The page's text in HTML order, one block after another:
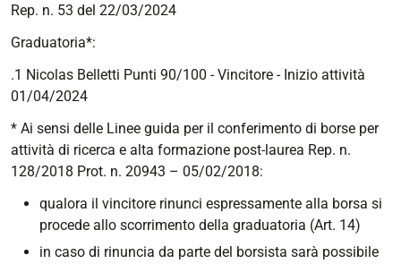
Rep. n. 53 del 22/03/2024
Graduatoria*:
.1 Nicolas Belletti Punti 90/100 - Vincitore - Inizio attività
01/04/2024
* Ai sensi delle Linee guida per il conferimento di borse per
attività di ricerca e alta formazione post-laurea Rep. n.
128/2018 Prot. n. 20943 – 05/02/2018:
qualora il vincitore rinunci espressamente alla borsa si
procede allo scorrimento della graduatoria (Art. 14)
in caso di rinuncia da parte del borsista sarà possibile